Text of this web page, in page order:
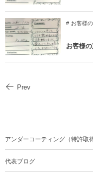
お客様
お客様
Prev
アンダーコーティング（特許取
代表ブログ